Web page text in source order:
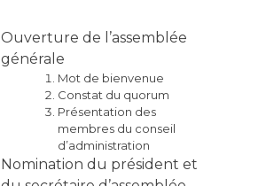
Ouverture de l’assemblée
générale
Mot de bienvenue
Constat du quorum
Présentation des
membres du conseil
d’administration
Nomination du président et